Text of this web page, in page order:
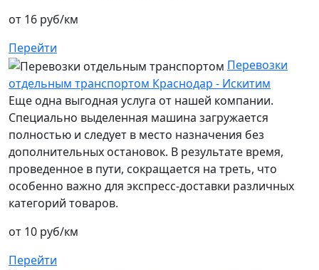
от 16 руб/км
Перейти
Перевозки
отдельным транспортом Краснодар - Искитим
Еще одна выгодная услуга от нашей компании.
Специально выделенная машина загружается
полностью и следует в место назначения без
дополнительных остановок. В результате время,
проведенное в пути, сокращается на треть, что
особенно важно для экспресс-доставки различных
категорий товаров.
от 10 руб/км
Перейти